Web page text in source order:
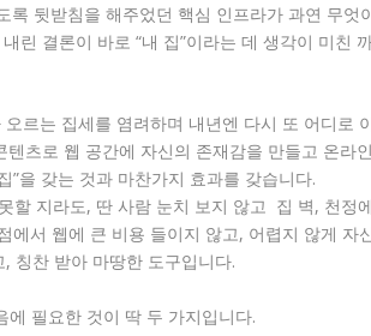
록 뒷받침을 해주었던 핵심 인프라가 과연 무엇
린 결론이 바로 “내 집”이라는 데 생각이 미친
르는 집세를 염려하며 내년엔 다시 또 어디로
츠로 웹 공간에 자신의 존재감을 만들고 온라인
”을 갖는 것과 마찬가지 효과를 갖습니다.
할 지라도, 딴 사람 눈치 보지 않고 집 벽, 천정에
서 웹에 큰 비용 들이지 않고, 어렵지 않게 자
칭찬 받아 마땅한 도구입니다.
필요한 것이 딱 두 가지입니다.